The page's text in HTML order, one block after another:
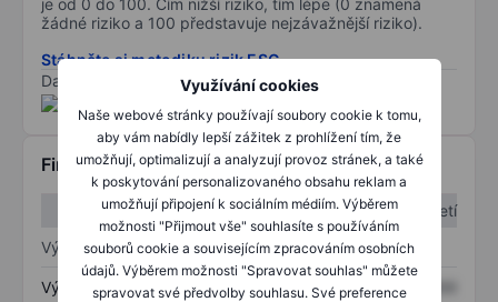
Využívání cookies
Naše webové stránky používají soubory cookie k tomu,
aby vám nabídly lepší zážitek z prohlížení tím, že
umožňují, optimalizují a analyzují provoz stránek, a také
k poskytování personalizovaného obsahu reklam a
umožňují připojení k sociálním médiím. Výběrem
možnosti "Přijmout vše" souhlasíte s používáním
souborů cookie a souvisejícím zpracováním osobních
údajů. Výběrem možnosti "Spravovat souhlas" můžete
spravovat své předvolby souhlasu. Své preference
žádné riziko a 100 představuje nejzávažnější riziko).
Stáhněte si metodiku rizik ESG
Data poskytnuta od
/
Finanční informace
1. čtvrtletí
2. čtvrtletí
Výkaz zisku a ztráty
Výnos XXXXXXX XXXXXXX